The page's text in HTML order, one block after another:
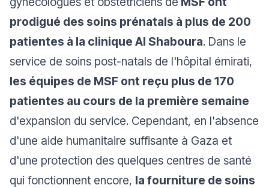
prodigué des soins prénatals à plus de 200
patientes à la clinique Al Shaboura. Dans le
service de soins post-natals de l'hôpital émirati,
les équipes de MSF ont reçu plus de 170
patientes au cours de la première semaine
d'expansion du service. Cependant, en l'absence
d'une aide humanitaire suffisante à Gaza et
d'une protection des quelques centres de santé
qui fonctionnent encore, la fourniture de soins